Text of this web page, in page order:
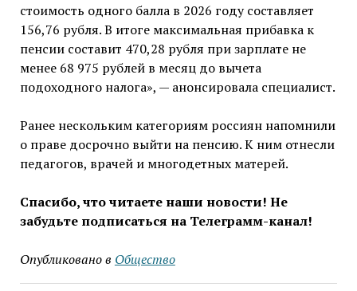
стоимость одного балла в 2026 году составляет
156,76 рубля. В итоге максимальная прибавка к
пенсии составит 470,28 рубля при зарплате не
менее 68 975 рублей в месяц до вычета
подоходного налога», — анонсировала специалист.
Ранее нескольким категориям россиян напомнили
о праве досрочно выйти на пенсию. К ним отнесли
педагогов, врачей и многодетных матерей.
Спасибо, что читаете наши новости! Не
забудьте подписаться на Телеграмм-канал!
Опубликовано в Общество